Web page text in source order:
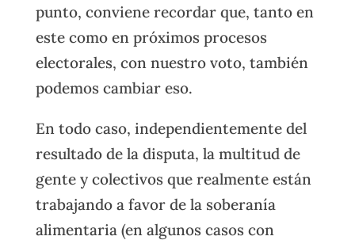
punto, conviene recordar que, tanto en
este como en próximos procesos
electorales, con nuestro voto, también
podemos cambiar eso.
En todo caso, independientemente del
resultado de la disputa, la multitud de
gente y colectivos que realmente están
trabajando a favor de la soberanía
alimentaria (en algunos casos con